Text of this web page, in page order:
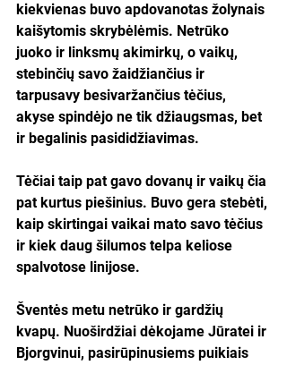
kiekvienas buvo apdovanotas žolynais
kaišytomis skrybėlėmis. Netrūko
juoko ir linksmų akimirkų, o vaikų,
stebinčių savo žaidžiančius ir
tarpusavy besivaržančius tėčius,
akyse spindėjo ne tik džiaugsmas, bet
ir begalinis pasididžiavimas.
Tėčiai taip pat gavo dovanų ir vaikų čia
pat kurtus piešinius. Buvo gera stebėti,
kaip skirtingai vaikai mato savo tėčius
ir kiek daug šilumos telpa keliose
spalvotose linijose.
Šventės metu netrūko ir gardžių
kvapų. Nuoširdžiai dėkojame Jūratei ir
Bjorgvinui, pasirūpinusiems puikiais